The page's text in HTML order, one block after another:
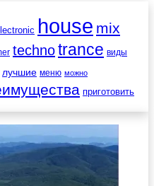
house mix
technotrance виды
лучшие меню можно
приготовить